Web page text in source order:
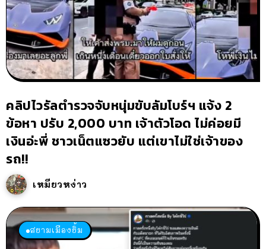
คลิปไวรัลตำรวจจับหนุ่มขับลัมโบร์ฯ แจ้ง 2
ข้อหา ปรับ 2,000 บาท เจ้าตัวโอด ไม่ค่อยมี
เงินอ่ะพี่ ชาวเน็ตแซวยับ แต่เขาไม่ใช่เจ้าของ
รถ!!
เหมียวหง่าว
สยามเมืองยิ้ม